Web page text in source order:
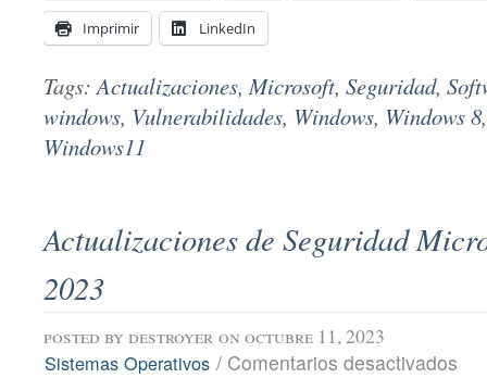
Imprimir LinkedIn
Tags:Actualizaciones,Microsoft, Seguridad,
windows, Vulnerabilidades, Windows, Windows 8
Windows11
Actualizaciones de Seguridad
2023
posted by destroyer on octubre 11, 2023
Sistemas Operativos / Comentarios desactivados